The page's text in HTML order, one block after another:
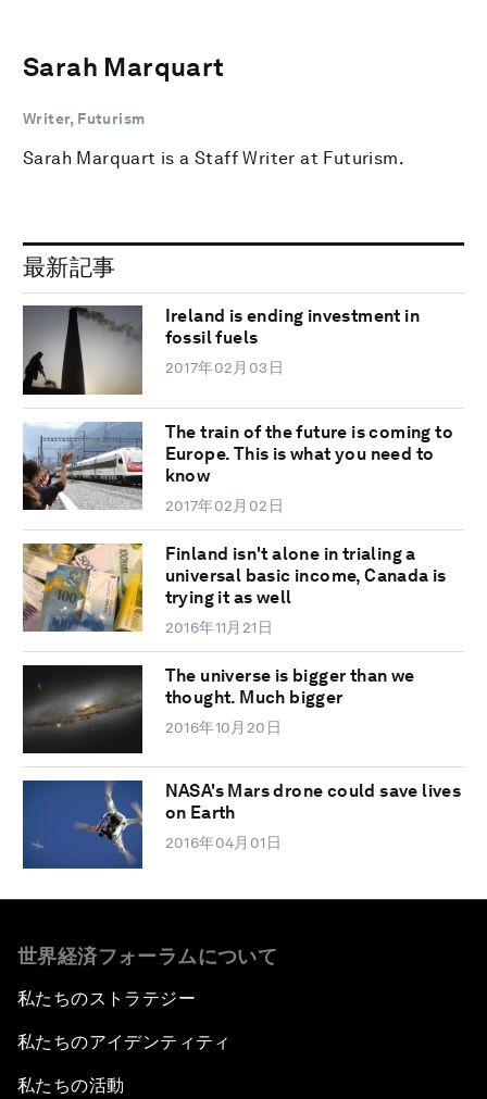
Sarah Marquart
Writer, Futurism
Sarah Marquart is a Staff Writer at Futurism.
最新記事
Ireland is ending investment in
fossil fuels
2017年02月03日
The train of the future is coming to
Europe. This is what you need to
know
2017年02月02日
Finland isn't alone in trialing a
universal basic income, Canada is
trying it as well
2016年11月21日
The universe is bigger than we
thought. Much bigger
2016年10月20日
NASA's Mars drone could save lives
on Earth
2016年04月01日
世界経済フォーラムについて
私たちのストラテジー
私たちのアイデンティティ
私たちの活動